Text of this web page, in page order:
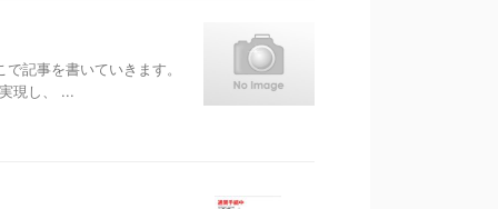
記事を書いていきます。
現し、 ...